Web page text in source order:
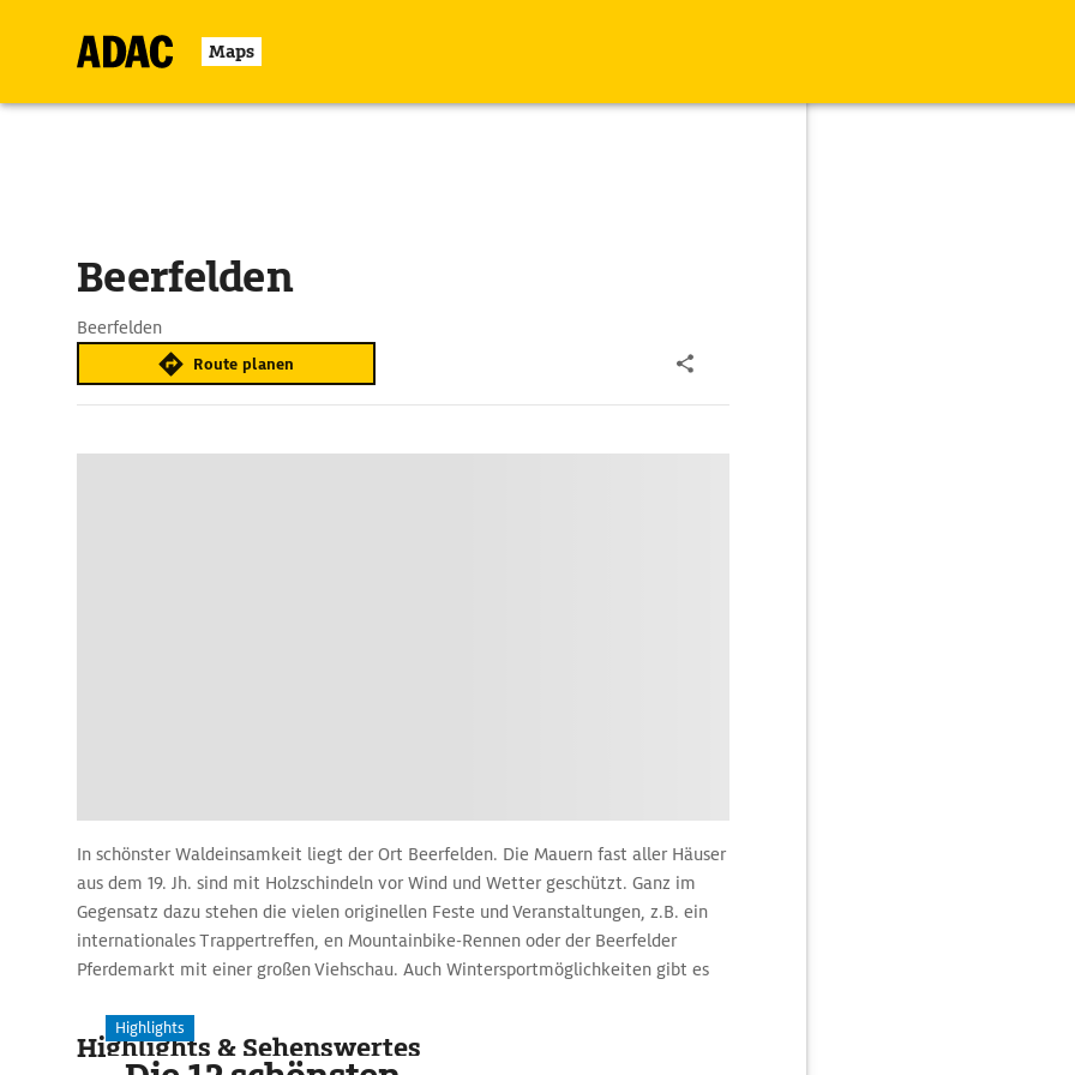
Maps
Beerfelden
Beerfelden
Route planen
In schönster Waldeinsamkeit liegt der Ort Beerfelden. Die Mauern fast aller Häuser
aus dem 19. Jh. sind mit Holzschindeln vor Wind und Wetter geschützt. Ganz im
Gegensatz dazu stehen die vielen originellen Feste und Veranstaltungen, z.B. ein
internationales Trappertreffen, en Mountainbike-Rennen oder der Beerfelder
Pferdemarkt mit einer großen Viehschau. Auch Wintersportmöglichkeiten gibt es
vorausgesetzt. Die größte Sehnswürdigkeit steht außerhalb auf einer Anhöhe mit
weitem Blick über den Ort und die umliegende Landschaft: der Beerfelder Galgen
Highlights & Sehenswertes
Highlights